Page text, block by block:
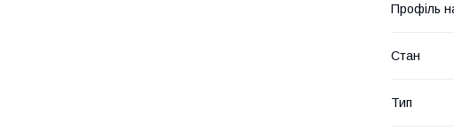
Профіль
Стан
Тип